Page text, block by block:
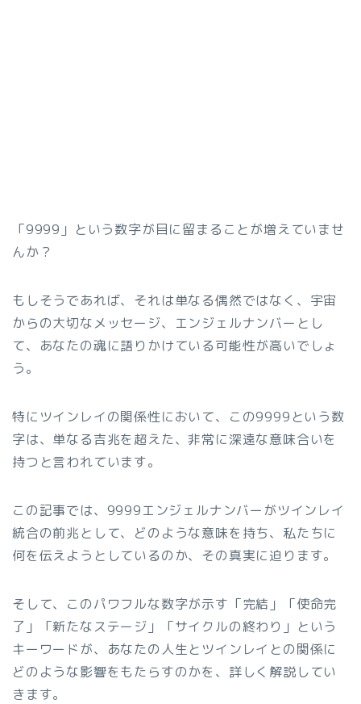
「9999」という数字が目に留まることが増えていませ
んか？
もしそうであれば、それは単なる偶然ではなく、宇宙
からの大切なメッセージ、エンジェルナンバーとし
て、あなたの魂に語りかけている可能性が高いでしょ
う。
特にツインレイの関係性において、この9999という数
字は、単なる吉兆を超えた、非常に深遠な意味合いを
持つと言われています。
この記事では、9999エンジェルナンバーがツインレイ
統合の前兆として、どのような意味を持ち、私たちに
何を伝えようとしているのか、その真実に迫ります。
そして、このパワフルな数字が示す「完結」「使命完
了」「新たなステージ」「サイクルの終わり」という
キーワードが、あなたの人生とツインレイとの関係に
どのような影響をもたらすのかを、詳しく解説してい
きます。